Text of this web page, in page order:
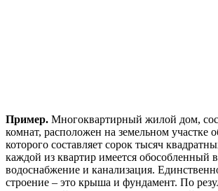
Пример. Многоквартирный жилой дом,
комнат, расположен на земельном участке
которого составляет сорок тысяч
каждой из квартир имеется обособленный
водоснабжение и канализация.
строение – это крыша и фундамент. По